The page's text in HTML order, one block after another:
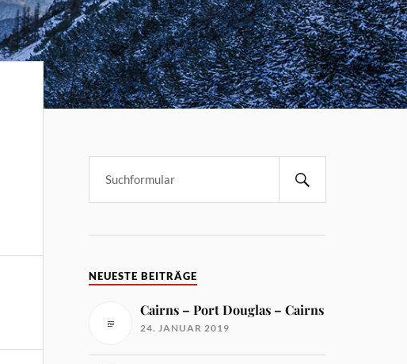
NEUESTE BEITRÄGE
Cairns – Port Douglas – Cairns
24. JANUAR 2019